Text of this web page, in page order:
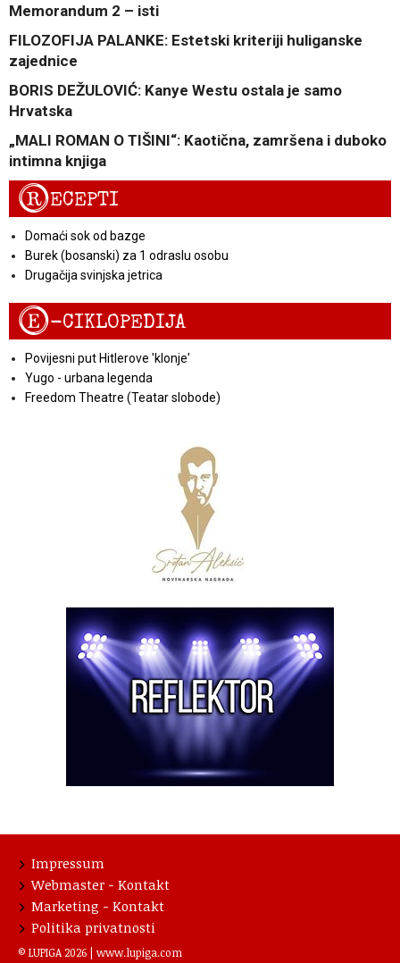
Memorandum 2 – isti
FILOZOFIJA PALANKE: Estetski kriteriji huliganske
zajednice
BORIS DEŽULOVIĆ: Kanye Westu ostala je samo
Hrvatska
„MALI ROMAN O TIŠINI“: Kaotična, zamršena i duboko
intimna knjiga
RECEPTI
Domaći sok od bazge
Burek (bosanski) za 1 odraslu osobu
Drugačija svinjska jetrica
E-CIKLOPEDIJA
Povijesni put Hitlerove 'klonje'
Yugo - urbana legenda
Freedom Theatre (Teatar slobode)
Impressum
Webmaster - Kontakt
Marketing - Kontakt
Politika privatnosti
© LUPIGA 2026 | www.lupiga.com